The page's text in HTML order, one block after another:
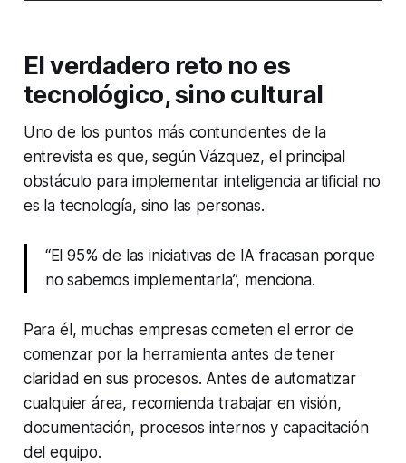
El verdadero reto no es
tecnológico, sino cultural
Uno de los puntos más contundentes de la
entrevista es que, según Vázquez, el principal
obstáculo para implementar inteligencia artificial no
es la tecnología, sino las personas.
“El 95% de las iniciativas de IA fracasan porque
no sabemos implementarla”, menciona.
Para él, muchas empresas cometen el error de
comenzar por la herramienta antes de tener
claridad en sus procesos. Antes de automatizar
cualquier área, recomienda trabajar en visión,
documentación, procesos internos y capacitación
del equipo.